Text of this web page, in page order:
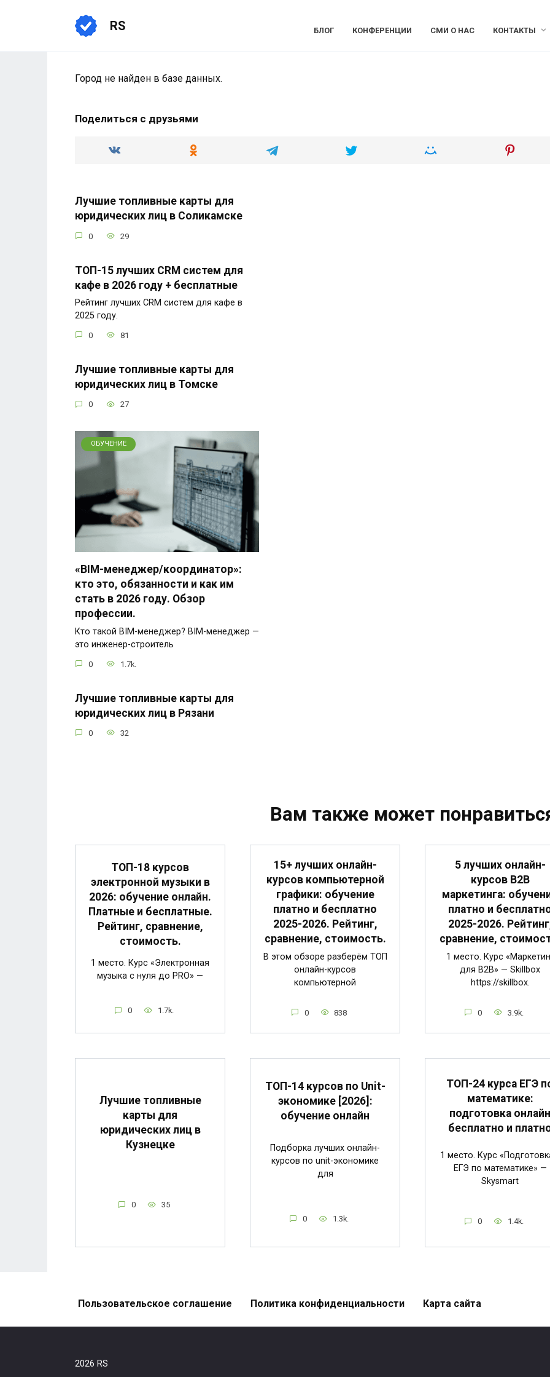
RS БЛОГ КОНФЕРЕНЦИИ СМИ О НАС КОНТАКТЫ
Город не найден в базе данных.
Поделиться с друзьями
Лучшие топливные карты для
юридических лиц в Соликамске
0 29
ТОП-15 лучших CRM систем для
кафе в 2026 году + бесплатные
Рейтинг лучших CRM систем для кафе в
2025 году.
0 81
Лучшие топливные карты для
юридических лиц в Томске
0 27
ОБУЧЕНИЕ
«BIM-менеджер/координатор»:
кто это, обязанности и как им
стать в 2026 году. Обзор
профессии.
Кто такой BIM-менеджер? BIM-менеджер —
это инженер-строитель
0 1.7k.
Лучшие топливные карты для
юридических лиц в Рязани
0 32
Вам также может
ТОП-18 курсов
электронной музыки в
2026: обучение онлайн.
Платные и бесплатные.
Рейтинг, сравнение,
стоимость.
1 место. Курс «Электронная
музыка с нуля до PRO» —
0 1.7k.
15+ лучших онлайн-
курсов компьютерной
графики: обучение
платно и бесплатно
2025-2026. Рейтинг,
сравнение, стоимость.
В этом обзоре разберём ТОП
онлайн-курсов
компьютерной
0 838
5 лучших онлайн-
курсов B2B
маркетинга:
платно и
2025-2026.
сравнение,
1 место. Курс
для B2B» — Skillbox
https://skillbox.
0 3.9k.
Лучшие топливные
карты для
юридических лиц в
Кузнецке
0 35
ТОП-14 курсов по Unit-
экономике [2026]:
обучение онлайн
Подборка лучших онлайн-
курсов по unit-экономике
для
0 1.3k.
ТОП-24 курса ЕГЭ
математике:
подготовка онлайн
бесплатно и
1 место. Курс
ЕГЭ по математике» —
Skysmart
0 1.4k.
Пользовательское соглашение Политика конфиденциальности Карта сайта
2026 RS